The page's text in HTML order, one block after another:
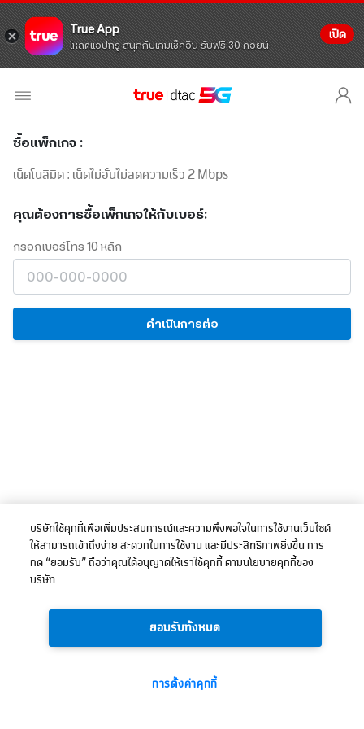
True App
โหลดแอปทรู สนุกกับเกมเช็คอิน รับฟรี 30 คอยน์
เปิด
ซื้อแพ็กเกจ :
เน็ตโนลิมิต : เน็ตไม่อั้นไม่ลดความเร็ว 2 Mbps
คุณต้องการซื้อเพ็กเกจให้กับเบอร์:
กรอกเบอร์โทร 10 หลัก
ดำเนินการต่อ
บริษัทใช้คุกกี้เพื่อเพิ่มประสบการณ์และความพึงพอใจในการใช้งานเว็บไซต์
ให้สามารถเข้าถึงง่าย สะดวกในการใช้งาน และมีประสิทธิภาพยิ่งขึ้น การ
กด “ยอมรับ” ถือว่าคุณได้อนุญาตให้เราใช้คุกกี้ ตามนโยบายคุกกี้ของ
บริษัท
ยอมรับทั้งหมด
การตั้งค่าคุกกี้